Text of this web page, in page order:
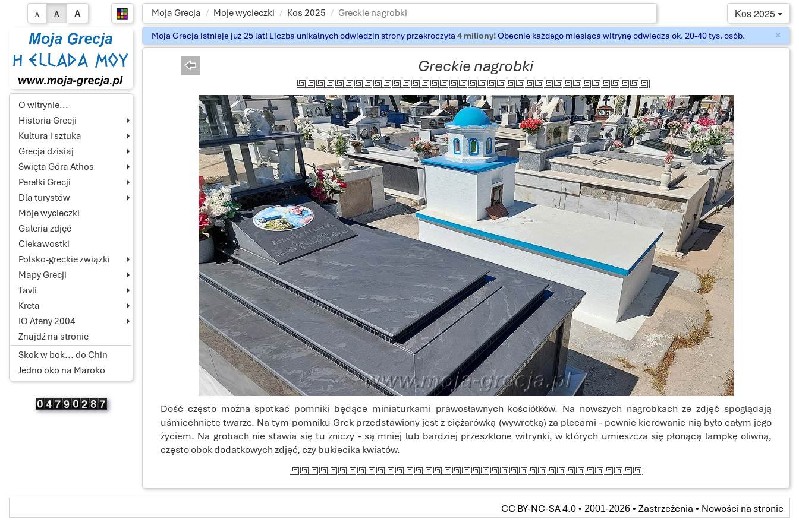
A A A Moja Grecja Moje wycieczki Kos 2025 Greckie nagrobki Kos 2025
O witrynie...
Historia Grecji
Kultura i sztuka
Grecja dzisiaj
Święta Góra Athos
Perełki Grecji
Dla turystów
Moje wycieczki
Galeria zdjęć
Ciekawostki
Polsko-greckie związki
Mapy Grecji
Tavli
Kreta
IO Ateny 2004
Znajdź na stronie
Skok w bok... do Chin
Jedno oko na Maroko
×
Moja Grecja istnieje już 25 lat! Liczba unikalnych odwiedzin strony przekroczyła 4 miliony!Obecnie każdego miesiąca witrynę odwiedza ok. 20-40 tys. osób.
Greckie nagrobki
Dość często można spotkać pomniki będące miniaturkami prawosławnych kościółków. Na nowszych nagrobkach ze zdjęć spoglądają
uśmiechnięte twarze. Na tym pomniku Grek przedstawiony jest z ciężarówką (wywrotką) za plecami - pewnie kierowanie nią było całym jego
życiem. Na grobach nie stawia się tu zniczy - są mniej lub bardziej przeszklone witrynki, w których umieszcza się płonącą lampkę oliwną,
często obok dodatkowych zdjęć, czy bukiecika kwiatów.
CC BY-NC-SA 4.0 • 2001-2026 • Zastrzeżenia • Nowości na stronie